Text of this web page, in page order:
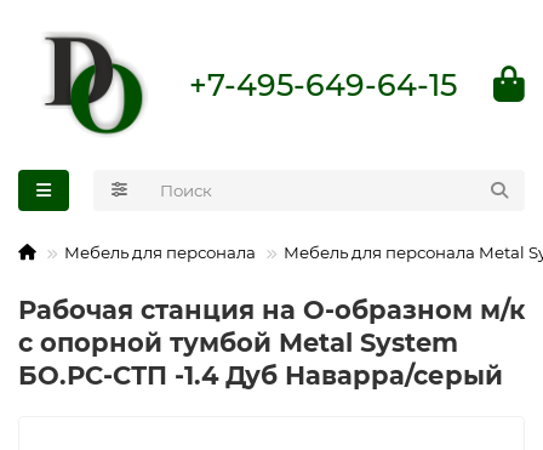
+7-495-649-64-15
Мебель для персонала Мебель для персонала Metal
Рабочая станция на О-образном м/к
с опорной тумбой Metal System
БО.РС-СТП -1.4 Дуб Наварра/серый